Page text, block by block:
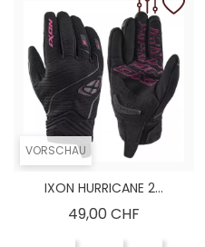
VORSCHAU
IXON HURRICANE 2...
49,00 CHF